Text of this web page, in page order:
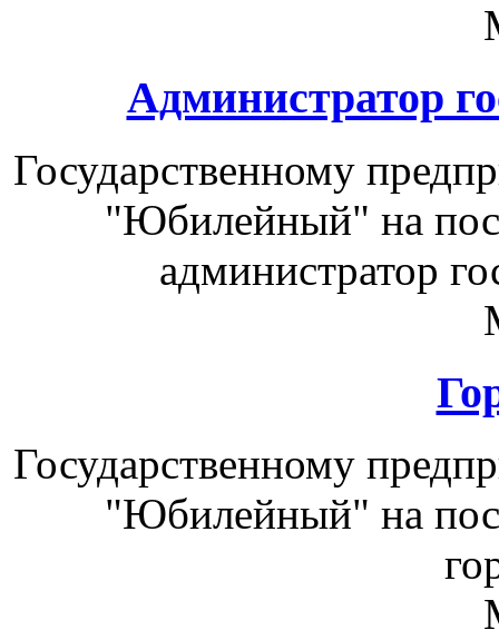
Администратор
Государственному
"Юбилейный" на
администратор
Государственному
"Юбилейный" на